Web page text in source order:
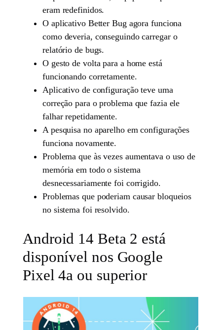
eram redefinidos.
O aplicativo Better Bug agora funciona
como deveria, conseguindo carregar o
relatório de bugs.
O gesto de volta para a home está
funcionando corretamente.
Aplicativo de configuração teve uma
correção para o problema que fazia ele
falhar repetidamente.
A pesquisa no aparelho em configurações
funciona novamente.
Problema que às vezes aumentava o uso de
memória em todo o sistema
desnecessariamente foi corrigido.
Problemas que poderiam causar bloqueios
no sistema foi resolvido.
Android 14 Beta 2 está
disponível nos Google
Pixel 4a ou superior